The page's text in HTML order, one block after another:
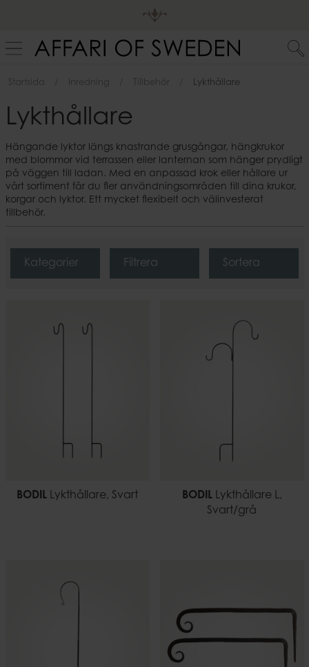
Startsida Inredning Tillbehör Lykthållare
Lykthållare
Hängande lyktor längs knastrande grusgångar, hängkrukor
med blommor vid terrassen eller lanternan som hänger prydligt
på väggen till ladan. Med en anpassad krok eller hållare ur
vårt sortiment får du fler användningsområden till dina krukor,
korgar och lyktor. Ett mycket flexibelt och välinvesterat
tillbehör.
Kategorier Filtrera Sortera
BODIL Lykthållare, Svart BODILLykthållare L,
Svart/grå